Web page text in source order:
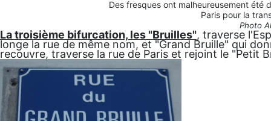
Des fresques ont malheureusement été
Paris pour la
Photo
La troisième bifurcation, les "Bruilles", traverse
longe la rue de même nom, et "Grand Bruille" qui
recouvre, traverse la rue de Paris et rejoint le "Petit